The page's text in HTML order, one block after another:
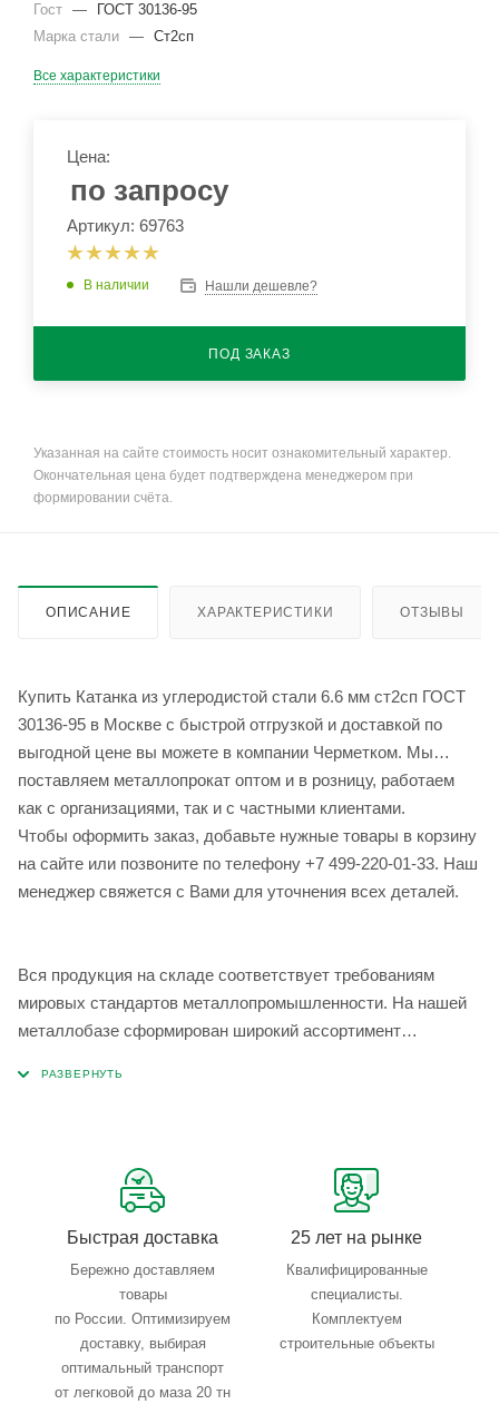
Гост —
ГОСТ 30136-95
Марка стали — Ст2сп
Все характеристики
Цена:
по запросу
Артикул: 69763
В наличии Нашли дешевле?
ПОД ЗАКАЗ
Указанная на сайте стоимость носит ознакомительный характер.
Окончательная цена будет подтверждена менеджером при
формировании счёта.
ОПИСАНИЕ ХАРАКТЕРИСТИКИ ОТЗЫВЫ
Купить Катанка из углеродистой стали 6.6 мм ст2сп ГОСТ
30136-95 в Москве с быстрой отгрузкой и доставкой по
выгодной цене вы можете в компании Черметком. Мы
поставляем металлопрокат оптом и в розницу, работаем
как с организациями, так и с частными клиентами.
Чтобы оформить заказ, добавьте нужные товары в корзину
на сайте или позвоните по телефону +7 499-220-01-33. Наш
менеджер свяжется с Вами для уточнения всех деталей.
Вся продукция на складе соответствует требованиям
мировых стандартов металлопромышленности. На нашей
металлобазе сформирован широкий ассортимент
Быстрая доставка
Бережно доставляем
товары
по России. Оптимизируем
доставку, выбирая
оптимальный транспорт
от легковой до маза 20 тн
25 лет на рынке
Квалифицированные
специалисты.
Комплектуем
строительные объекты